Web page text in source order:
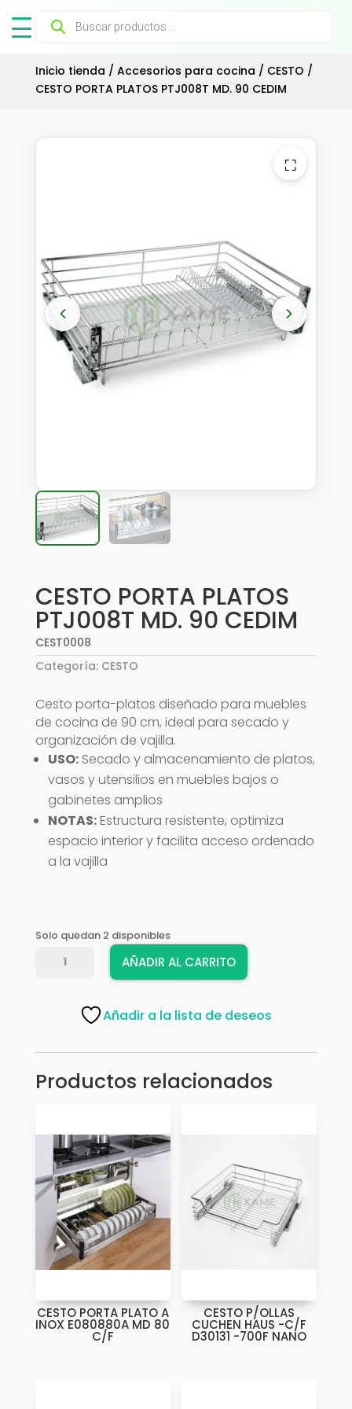
Búsqueda
productos
Inicio tienda / Accesorios para cocina / CESTO /
CESTO PORTA PLATOS PTJ008T MD. 90 CEDIM
⛶
CESTO PORTA PLATOS
PTJ008T MD. 90 CEDIM
CEST0008
Categoría: CESTO
Cesto porta-platos diseñado para muebles
de cocina de 90 cm, ideal para secado y
organización de vajilla.
USO:Secado y almacenamiento de platos,
vasos y utensilios en muebles bajos o
gabinetes amplios
NOTAS:Estructura resistente, optimiza
espacio interior y facilita acceso ordenado
a la vajilla
Solo quedan 2 disponibles
CESTO
PTJ008T
cantidad
AÑADIR AL CARRITO
Añadir a la lista de deseos
Productos relacionados
CESTO PORTA PLATO A
INOX E080880A MD 80
C/F
CESTO P/OLLAS
CUCHEN HAUS -C/F
D30131 -700F NANO